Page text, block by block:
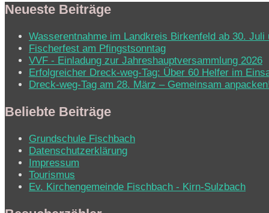
Neueste Beiträge
Wasserentnahme im Landkreis Birkenfeld ab 30. Juli
Fischerfest am Pfingstsonntag
VVF - Einladung zur Jahreshauptversammlung 2026
Erfolgreicher Dreck-weg-Tag: Über 60 Helfer im
Dreck-weg-Tag am 28. März – Gemeinsam
Beliebte Beiträge
Grundschule Fischbach
Datenschutzerklärung
Impressum
Tourismus
Ev. Kirchen­ge­mein­de Fisch­bach - Kirn-Sulz­bach